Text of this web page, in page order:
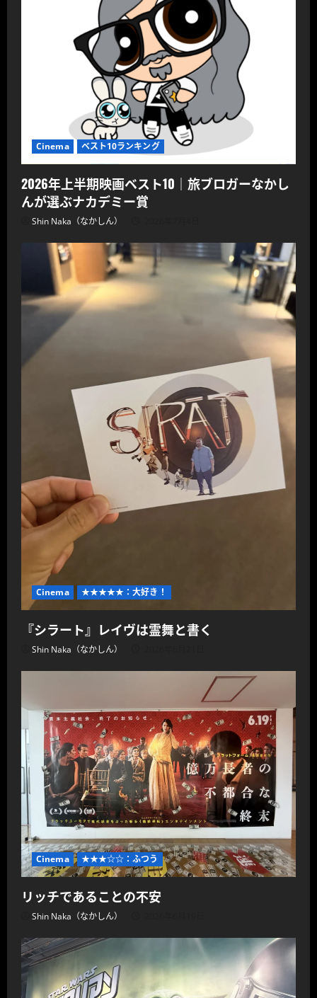
ル
ー
ン
ス
ッ
ク
ジ
ン
ゃ
ん
と
ナ
タ
ウ
ッ
ト・
プ
ー
ン
ピ
リ
ヤ
督
Tokyo
2018/11/03
に
い
て
Cinema ベスト10ランキング
2026年上半期映画ベスト10｜旅ブロガーなかし
んが選ぶナカデミー賞
Shin Naka（なかしん）
Cinema ★★★★★：大好き！
『シラート』レイヴは霊舞と書く
Shin Naka（なかしん）
Cinema ★★★☆☆：ふつう
リッチであることの不安
Shin Naka（なかしん）